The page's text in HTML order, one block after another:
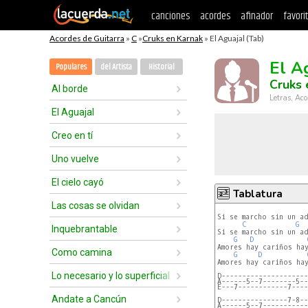
canciones acordes afinador
Acordes de Guitarra » C »Cruks en Karnak » El Aguajal (Tab)
Populares del Artista Historial
Al borde
El Aguajal
Creo en tí
Uno vuelve
El cielo cayó
Las cosas se olvidan
Inquebrantable
Como camina
Lo necesario y lo superficial
Andate a Cancún
El
Cruks
Letras,
Tablatura
Si se marcho sin un
C
G
Si se marcho sin un
G
D
Amores hay cariños
G
D
Amores hay cariños
A------5--7--------
E---7------------
D----------------7-
A------5--